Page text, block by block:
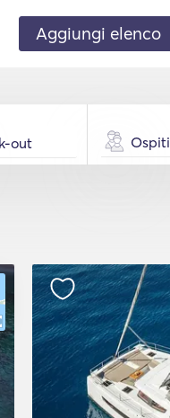
Aggiungi elenco
Ospiti